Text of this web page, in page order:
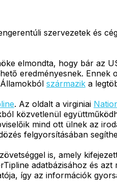
szervezetek és
elmondta, hogy bár az
eredményesnek.
származik a
. Az oldalt a virginiai
közvetlenül
mind ott ülnek az
felgyorsításában
is, amely
adatbázisához és
így az információk